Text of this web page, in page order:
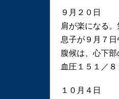
９月２０日
肩が楽になる。
息子が９月７日
腹候は、心下部
血圧１５１／８
１０月４日